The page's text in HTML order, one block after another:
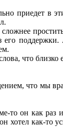
приедет
что
что мы
то он как
как-то